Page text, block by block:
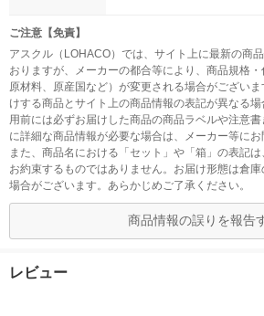
ご注意【免責】
アスクル（LOHACO）では、サイト上に最新の商
おりますが、メーカーの都合等により、商品規格・
原材料、原産国など）が変更される場合がござい
けする商品とサイト上の商品情報の表記が異なる
用前には必ずお届けした商品の商品ラベルや注意
に詳細な商品情報が必要な場合は、メーカー等にお
また、商品名における「セット」や「箱」の表記
お約束するものではありません。お届け形態は倉
場合がございます。あらかじめご了承ください。
商品情報の誤りを報告
レビュー